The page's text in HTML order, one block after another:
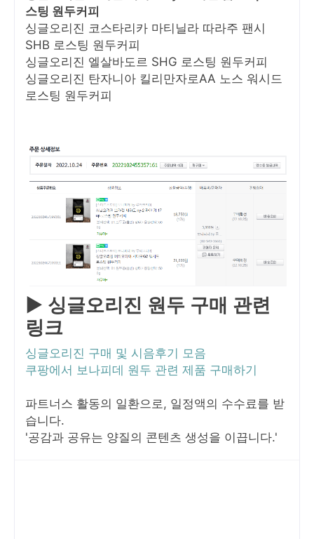
스팅 원두커피
싱글오리진 코스타리카 마티닐라 따라주 팬시
SHB 로스팅 원두커피
싱글오리진 엘살바도르 SHG 로스팅 원두커피
싱글오리진 탄자니아 킬리만자로AA 노스 워시드
로스팅 원두커피
▶ 싱글오리진 원두 구매 관련
링크
싱글오리진 구매 및 시음후기 모음
쿠팡에서 보나피데 원두 관련 제품 구매하기
파트너스 활동의 일환으로, 일정액의 수수료를 받
습니다.
'공감과 공유는 양질의 콘텐츠 생성을 이끕니다.'